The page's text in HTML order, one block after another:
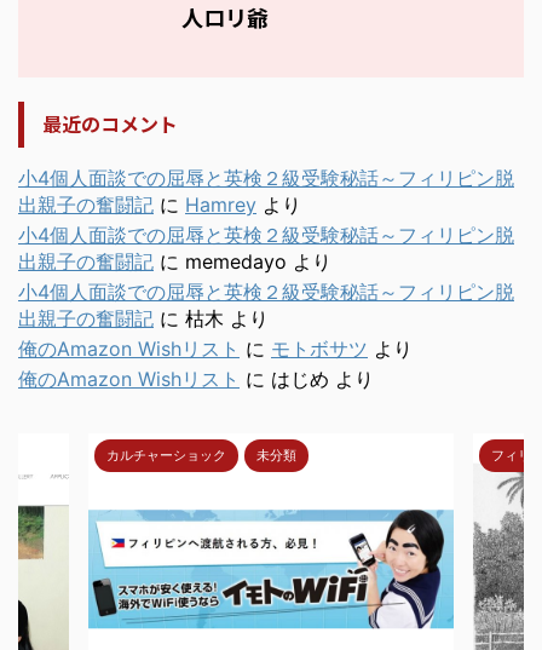
人ロリ爺
最近のコメント
小4個人面談での屈辱と英検２級受験秘話～フィリピン脱
出親子の奮闘記 に Hamrey より
小4個人面談での屈辱と英検２級受験秘話～フィリピン脱
出親子の奮闘記 に memedayo より
小4個人面談での屈辱と英検２級受験秘話～フィリピン脱
出親子の奮闘記 に 枯木 より
俺のAmazon Wishリスト に モトボサツ より
俺のAmazon Wishリスト に はじめ より
フィリピン人ってどんな人 メイド